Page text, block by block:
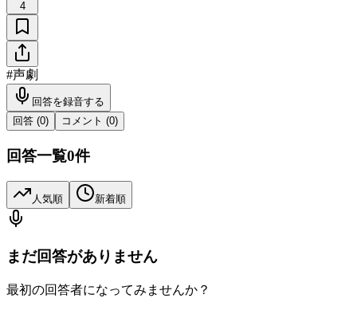
4
#声劇
回答を録音する
回答 (0) コメント (0)
回答一覧0件
人気順 新着順
まだ回答がありません
最初の回答者になってみませんか？